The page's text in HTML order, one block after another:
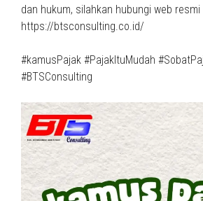
dan hukum, silahkan hubungi web resmi
https://btsconsulting.co.id/
#kamusPajak #PajakItuMudah
#BTSConsulting